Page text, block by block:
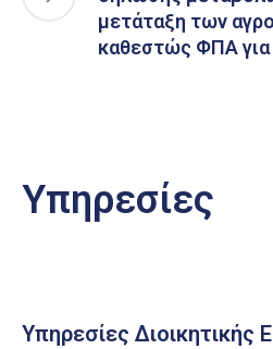
μετάταξη των
καθεστώς ΦΠΑ για
Υπηρεσίες
Υπηρεσίες Διοικητικής